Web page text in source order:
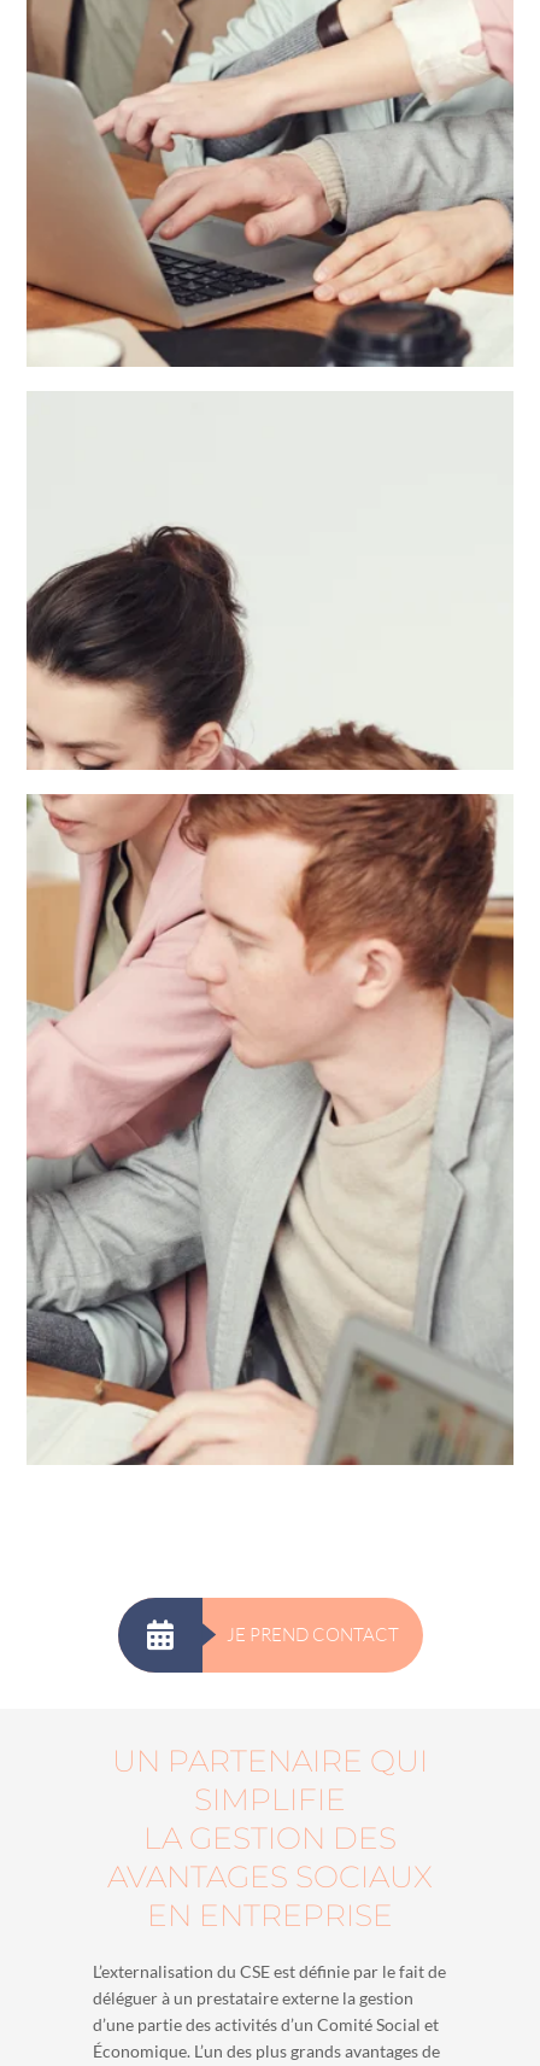
JE PREND CONTACT
UN PARTENAIRE QUI
SIMPLIFIE
LA GESTION DES
AVANTAGES SOCIAUX
EN ENTREPRISE
L’externalisation du CSE est définie par le fait de
déléguer à un prestataire externe la gestion
d’une partie des activités d’un Comité Social et
Économique. L’un des plus grands avantages de